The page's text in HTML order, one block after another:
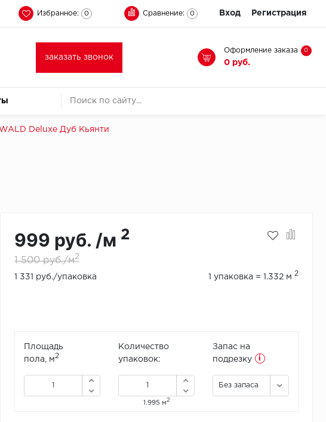
Избранное: 0 Сравнение: 0 Вход Регистрация
заказать звонок
Оформление заказа 0
0 руб.
Deluxe Дуб Кьянти
999 руб. /м 2
1 500 руб./м2
1 331 руб./упаковка 1 упаковка = 1.332 м 2
Площадь
пола, м2
Количество
упаковок:
1.995 м2
Запас на
подрезку
i
Без запаса